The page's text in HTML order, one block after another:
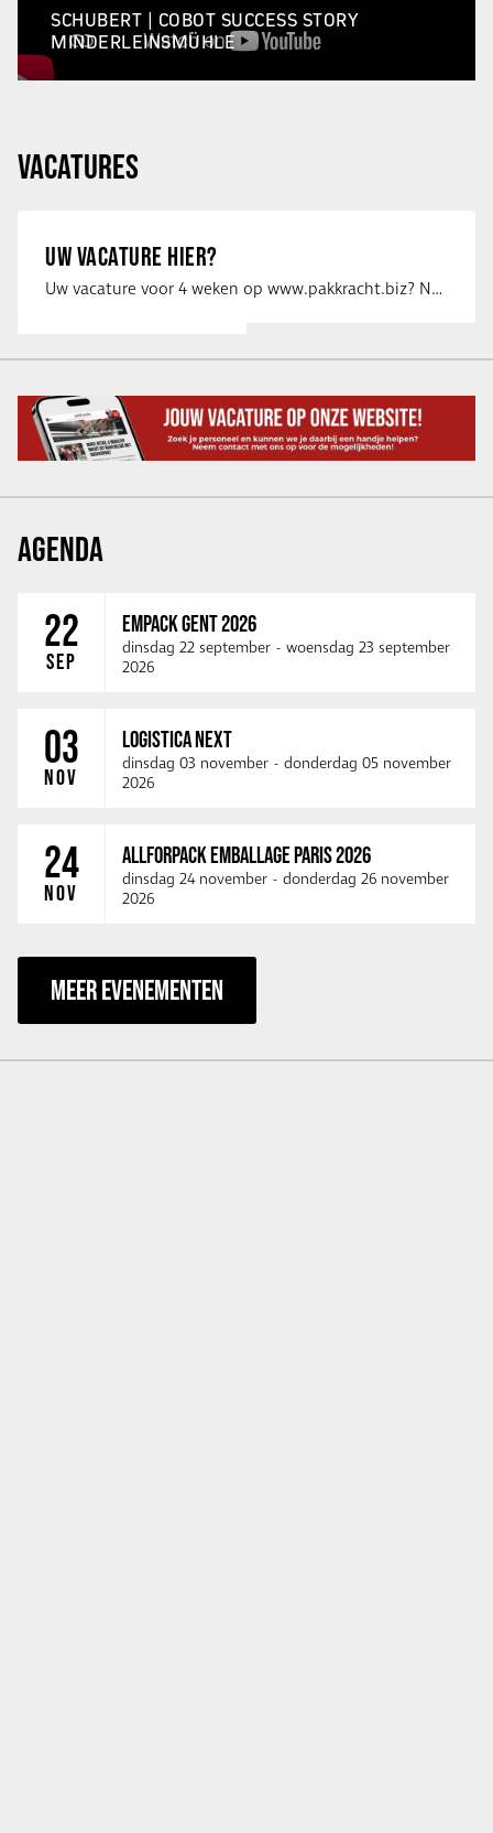
SCHUBERT | COBOT SUCCESS STORY
MINDERLEINSMÜHLE
VACATURES
UW VACATURE HIER?
Uw vacature voor 4 weken op www.pakkracht.biz? Neem dan contact op met Yannick van …
AGENDA
22
SEP
EMPACK GENT 2026
dinsdag 22 september - woensdag 23 september
2026
03
NOV
LOGISTICA NEXT
dinsdag 03 november - donderdag 05 november
2026
24
NOV
ALLFORPACK EMBALLAGE PARIS 2026
dinsdag 24 november - donderdag 26 november
2026
MEER EVENEMENTEN